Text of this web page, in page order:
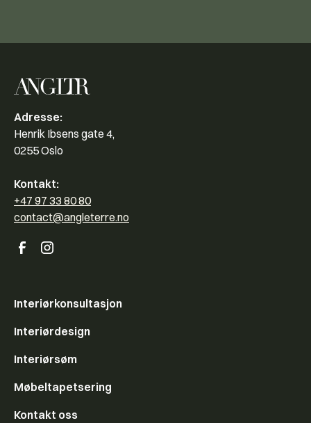
Adresse:
Henrik Ibsens gate 4,
0255 Oslo
Kontakt:
+47 97 33 80 80
contact@angleterre.no
Interiørkonsultasjon
Interiørdesign
Interiørsøm
Møbeltapetsering
Kontakt oss